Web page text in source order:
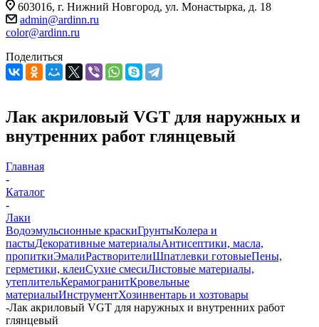
603016, г. Нижний Новгород, ул. Монастырка, д. 18
admin@ardinn.ru
color@ardinn.ru
Поделиться
Лак акриловый VGT для наружных и
внутренних работ глянцевый
Главная
-
Каталог
-
Лаки
Водоэмульсионные краскиГрунтыКолера и
пастыДекоративные материалыАнтисептики, масла,
пропиткиЭмалиРастворителиШпатлевки готовыеПены,
герметики, клеиСухие смесиЛистовые материалы,
утеплительКерамогранитКровельные
материалыИнструментХозинвентарь и хозтовары
-Лак акриловый VGT для наружных и внутренних работ
глянцевый